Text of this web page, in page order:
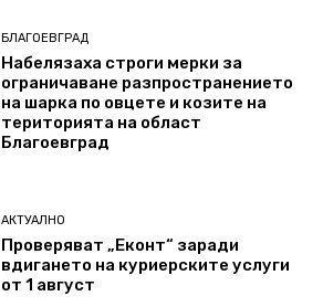
БЛАГОЕВГРАД
Набелязаха строги мерки за
ограничаване разпространението
на шарка по овцете и козите на
територията на област
Благоевград
АКТУАЛНО
Проверяват „Еконт“ заради
вдигането на куриерските услуги
от 1 август